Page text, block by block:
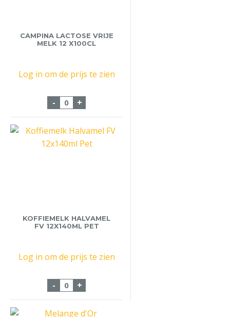
CAMPINA LACTOSE VRIJE
MELK 12 X100CL
Log in om de prijs te zien
- Campina Lactose vrije melk 12 x100cl
+
KOFFIEMELK HALVAMEL
FV 12X140ML PET
Log in om de prijs te zien
- Koffiemelk Halvamel FV 12x140ml Pet
+